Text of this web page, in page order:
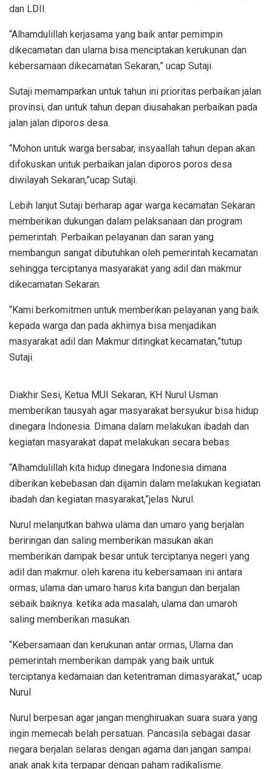
dan LDII.
“Alhamdulillah kerjasama yang baik antar pemimpin
dikecamatan dan ulama bisa menciptakan kerukunan dan
kebersamaan dikecamatan Sekaran,” ucap Sutaji.
Sutaji memamparkan untuk tahun ini prioritas perbaikan jalan
provinsi, dan untuk tahun depan diusahakan perbaikan pada
jalan jalan diporos desa.
“Mohon untuk warga bersabar, insyaallah tahun depan akan
difokuskan untuk perbaikan jalan diporos poros desa
diwilayah Sekaran,”ucap Sutaji.
Lebih lanjut Sutaji berharap agar warga kecamatan Sekaran
memberikan dukungan dalam pelaksanaan dan program
pemerintah. Perbaikan pelayanan dan saran yang
membangun sangat dibutuhkan oleh pemerintah kecamatan
sehingga terciptanya masyarakat yang adil dan makmur
dikecamatan Sekaran.
“Kami berkomitmen untuk memberikan pelayanan yang baik
kepada warga dan pada akhirnya bisa menjadikan
masyarakat adil dan Makmur ditingkat kecamatan,”tutup
Sutaji.
Diakhir Sesi, Ketua MUI Sekaran, KH Nurul Usman
memberikan tausyah agar masyarakat bersyukur bisa hidup
dinegara Indonesia. Dimana dalam melakukan ibadah dan
kegiatan masyarakat dapat melakukan secara bebas.
“Alhamdulillah kita hidup dinegara Indonesia dimana
diberikan kebebasan dan dijamin dalam melakukan kegiatan
ibadah dan kegiatan masyarakat,”jelas Nurul.
Nurul melanjutkan bahwa ulama dan umaro yang berjalan
beriringan dan saling memberikan masukan akan
memberikan dampak besar untuk terciptanya negeri yang
adil dan makmur. oleh karena itu kebersamaan ini antara
ormas, ulama dan umaro harus kita bangun dan berjalan
sebaik baiknya. ketika ada masalah, ulama dan umaroh
saling memberikan masukan.
“Kebersamaan dan kerukunan antar ormas, Ulama dan
pemerintah memberikan dampak yang baik untuk
terciptanya kedamaian dan ketentraman dimasyarakat,” ucap
Nurul
Nurul berpesan agar jangan menghiruakan suara suara yang
ingin memecah belah persatuan. Pancasila sebagai dasar
negara berjalan selaras dengan agama dan jangan sampai
anak anak kita terpapar dengan paham radikalisme.